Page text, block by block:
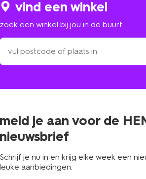
vind een winkel
zoek een winkel bij jou in de buurt
zoek
een
winkel
meld je aan voor de
nieuwsbrief
Schrijf je nu in en krijg elke week een
leuke aanbiedingen.